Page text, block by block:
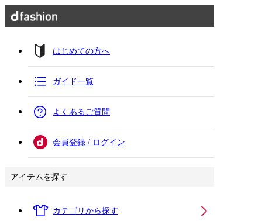
はじめての方へ
ガイド一覧
よくあるご質問
会員登録 / ログイン
アイテムを探す
カテゴリから探す